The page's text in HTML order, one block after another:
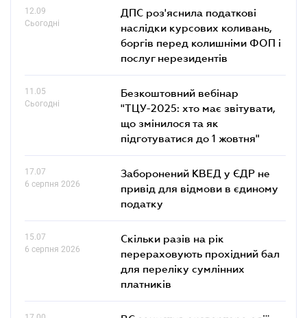
12.09
Сьогодні
ДПС роз'яснила податкові
наслідки курсових коливань,
боргів перед колишніми ФОП і
послуг нерезидентів
11.05
Сьогодні
Безкоштовний вебінар
"ТЦУ-2025: хто має звітувати,
що змінилося та як
підготуватися до 1 жовтня"
17.07
6 серпня 2026
Заборонений КВЕД у ЄДР не
привід для відмови в єдиному
податку
15.07
6 серпня 2026
Скільки разів на рік
перераховують прохідний бал
для переліку сумлінних
платників